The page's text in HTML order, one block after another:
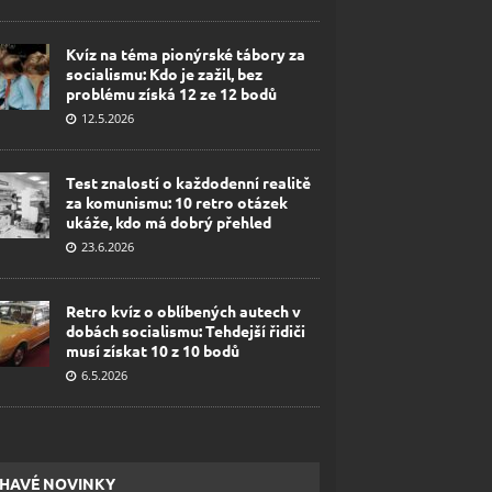
Kvíz na téma pionýrské tábory za
socialismu: Kdo je zažil, bez
problému získá 12 ze 12 bodů
12.5.2026
Test znalostí o každodenní realitě
za komunismu: 10 retro otázek
ukáže, kdo má dobrý přehled
23.6.2026
Retro kvíz o oblíbených autech v
dobách socialismu: Tehdejší řidiči
musí získat 10 z 10 bodů
6.5.2026
NOVINKY